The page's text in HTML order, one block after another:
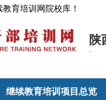
育培训网院校库！
陕
继续教育培训项目总览